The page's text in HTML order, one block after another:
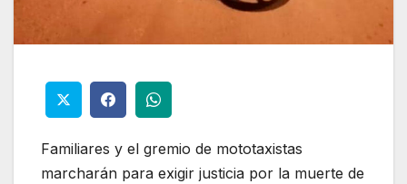
Familiares y el gremio de mototaxistas
marcharán para exigir justicia por la muerte de